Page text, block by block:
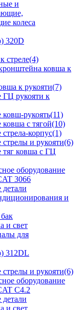
и
колеса
320D
стреле(4)
ковша к
к рукояти(7)
ГЦ рукояти к
рукоять(11)
с тягой(10)
корпус(1)
и рукояти(6)
тяг ковша с ГЦ
оборудование
3066
и
и свет
для
312DL
и рукояти(6)
оборудование
С4.2
и свет